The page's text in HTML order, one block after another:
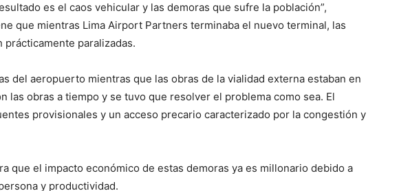
es el caos vehicular y las demoras que sufre la población”,
que mientras Lima Airport Partners terminaba el nuevo terminal, las
paralizadas.
del aeropuerto mientras que las obras de la vialidad externa estaban en
las obras a tiempo y se tuvo que resolver el problema como sea. El
provisionales y un acceso precario caracterizado por la congestión y
que el impacto económico de estas demoras ya es millonario debido a
y productividad.